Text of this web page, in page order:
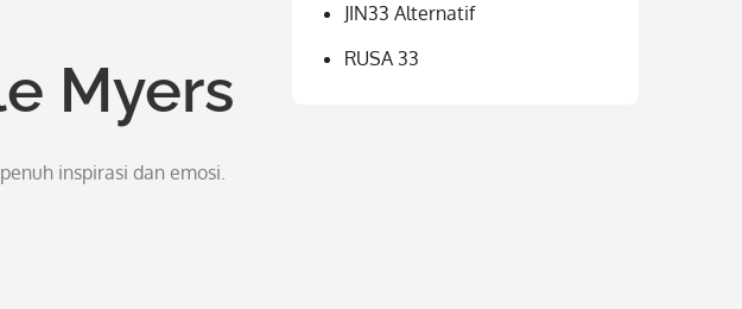
Myers
inspirasi dan emosi.
JIN33 Alternatif
RUSA 33